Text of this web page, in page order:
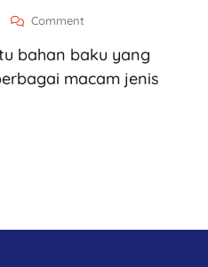
Comment
bahan baku yang
macam jenis